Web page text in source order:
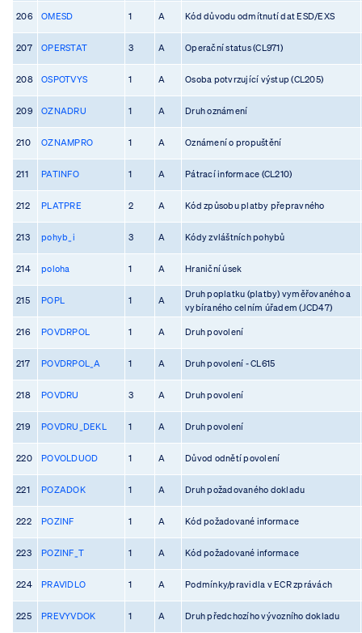
206 OMESD 1 A Kód důvodu odmítnutí dat ESD/EXS
207 OPERSTAT 3 A Operační status (CL971)
208 OSPOTVYS 1 A Osoba potvrzující výstup (CL205)
209 OZNADRU 1 A Druh oznámení
210 OZNAMPRO 1 A Oznámení o propuštění
211 PATINFO 1 A Pátrací informace (CL210)
212 PLATPRE 2 A Kód způsobu platby přepravného
213 pohyb_i 3 A Kódy zvláštních pohybů
214 poloha 1 A Hraniční úsek
215 POPL 1 A
Druh poplatku (platby) vyměřovaného a
vybíraného celním úřadem (JCD47)
216 POVDRPOL 1 A Druh povolení
217 POVDRPOL_A 1 A Druh povolení - CL615
218 POVDRU 3 A Druh povolení
219 POVDRU_DEKL 1 A Druh povolení
220 POVOLDUOD 1 A Důvod odnětí povolení
221 POZADOK 1 A Druh požadovaného dokladu
222 POZINF 1 A Kód požadované informace
223 POZINF_T 1 A Kód požadované informace
224 PRAVIDLO 1 A Podmínky/pravidla v ECR zprávách
225 PREVYVDOK 1 A Druh předchozího vývozního dokladu